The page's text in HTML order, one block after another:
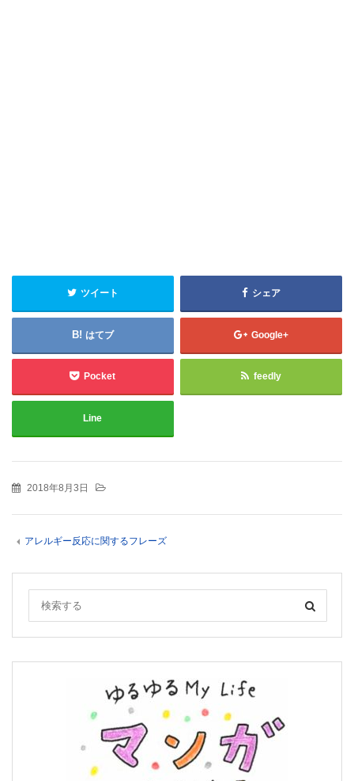
ツイート シェア
はてブ Google+
Pocket feedly
Line
2018年8月3日
アレルギー反応に関するフレーズ